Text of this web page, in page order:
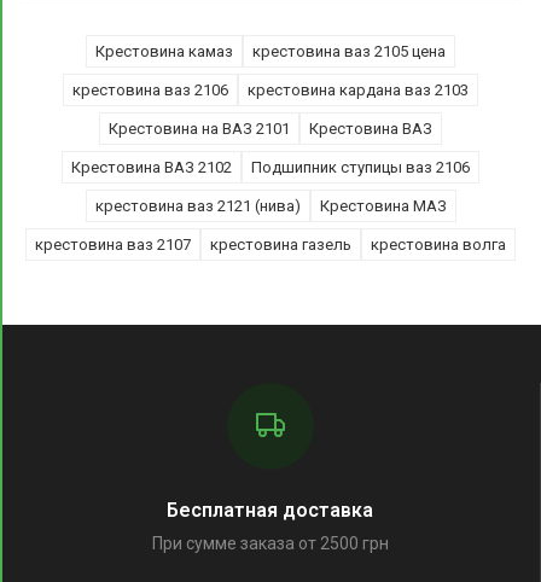
Крестовина камаз крестовина ваз 2105 цена
крестовина ваз 2106 крестовина кардана ваз 2103
Крестовина на ВАЗ 2101 Крестовина ВАЗ
Крестовина ВАЗ 2102 Подшипник ступицы ваз 2106
крестовина ваз 2121 (нива) Крестовина МАЗ
крестовина ваз 2107 крестовина газель крестовина волга
Бесплатная доставка
При сумме заказа от 2500 грн